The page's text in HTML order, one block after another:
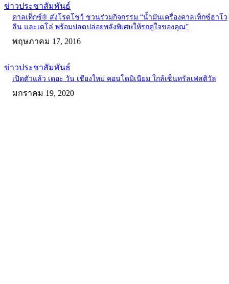
ข่าวประชาสัมพันธ์
คาลเท็กซ์® ส่งโรดโชว์ ชวนร่วมกิจกรรม “น้ำมันเครื่องคาลเท็กซ์ฮาโว
ลีน และเดโล่ พร้อมปลดปล่อยพลังพิเศษให้รถคู่ใจของคุณ”
พฤษภาคม 17, 2016
ข่าวประชาสัมพันธ์
เปิดตัวแล้ว เดอะ วัน เชียงใหม่ คอนโดมิเนียม ใกล้เซ็นทรัลเฟสติวัล
มกราคม 19, 2020